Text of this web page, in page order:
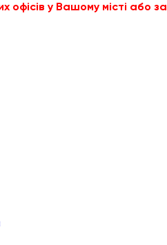
офісів у Вашому місті або за